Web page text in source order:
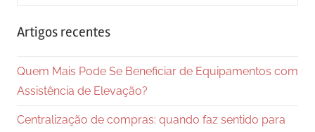
Artigos recentes
Quem Mais Pode Se Beneficiar de Equipamentos com
Assistência de Elevação?
Centralização de compras: quando faz sentido para